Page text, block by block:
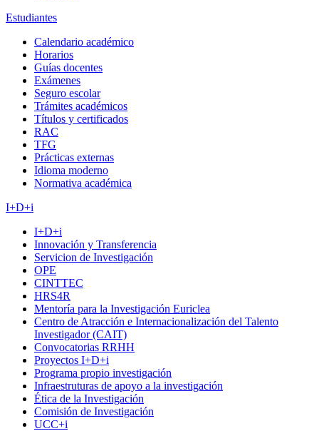
Estudiantes
Calendario académico
Horarios
Guías docentes
Exámenes
Seguro escolar
Trámites académicos
Títulos y certificados
RAC
TFG
Prácticas externas
Idioma moderno
Normativa académica
I+D+i
I+D+i
Innovación y Transferencia
Servicion de Investigación
OPE
CINTTEC
HRS4R
Mentoría para la Investigación Euriclea
Centro de Atracción e Internacionalización del Talento
Investigador (CAIT)
Convocatorias RRHH
Proyectos I+D+i
Programa propio investigación
Infraestruturas de apoyo a la investigación
Ética de la Investigación
Comisión de Investigación
UCC+i